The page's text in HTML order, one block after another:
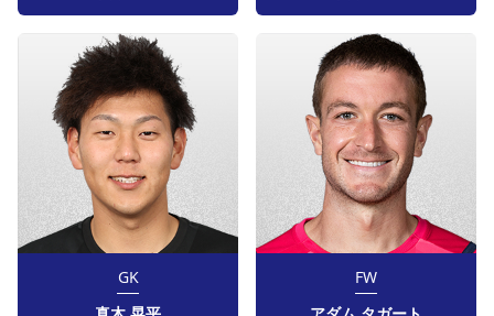
GK
FW